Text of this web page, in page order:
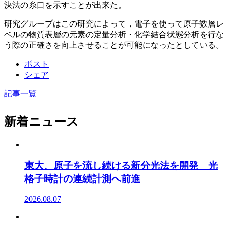
決法の糸口を示すことが出来た。
研究グループはこの研究によって，電子を使って原子数層レ
ベルの物質表層の元素の定量分析・化学結合状態分析を行な
う際の正確さを向上させることが可能になったとしている。
ポスト
シェア
記事一覧
新着ニュース
東大、原子を流し続ける新分光法を開発 光
格子時計の連続計測へ前進
2026.08.07